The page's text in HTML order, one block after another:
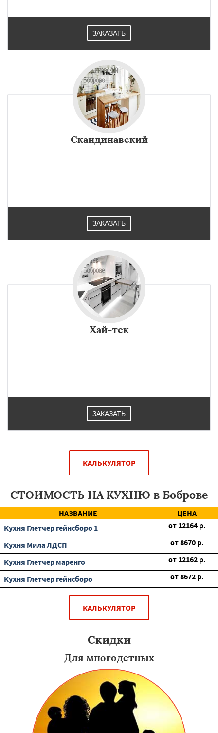
ЗАКАЗАТЬ
Скандинавский
ЗАКАЗАТЬ
Хай-тек
ЗАКАЗАТЬ
КАЛЬКУЛЯТОР
СТОИМОСТЬ НА КУХНЮ в Боброве
НАЗВАНИЕ
ЦЕНА
Кухня Глетчер гейнсборо 1
от 12164 р.
Кухня Мила ЛДСП
от8670 р.
Кухня Глетчер маренго
от 12162 р.
Кухня Глетчер гейнсборо
от8672 р.
КАЛЬКУЛЯТОР
Скидки
Для многодетных